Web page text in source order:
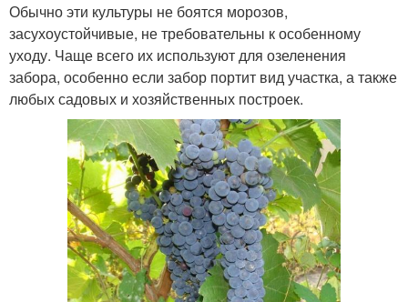
Обычно эти культуры не боятся морозов,
засухоустойчивые, не требовательны к особенному
уходу. Чаще всего их используют для озеленения
забора, особенно если забор портит вид участка, а также
любых садовых и хозяйственных построек.